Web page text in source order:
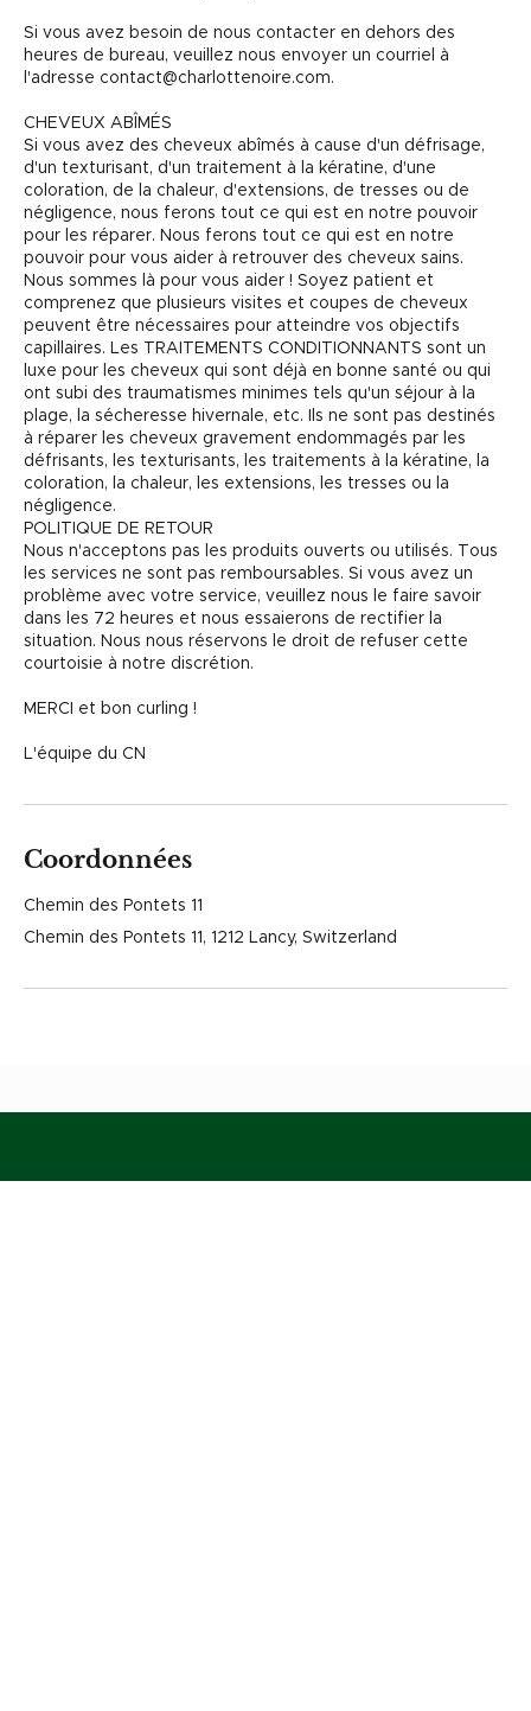
Si vous avez besoin de nous contacter en dehors des
heures de bureau, veuillez nous envoyer un courriel à
l'adresse contact@charlottenoire.com.
CHEVEUX ABÎMÉS
Si vous avez des cheveux abîmés à cause d'un défrisage,
d'un texturisant, d'un traitement à la kératine, d'une
coloration, de la chaleur, d'extensions, de tresses ou de
négligence, nous ferons tout ce qui est en notre pouvoir
pour les réparer. Nous ferons tout ce qui est en notre
pouvoir pour vous aider à retrouver des cheveux sains.
Nous sommes là pour vous aider ! Soyez patient et
comprenez que plusieurs visites et coupes de cheveux
peuvent être nécessaires pour atteindre vos objectifs
capillaires. Les TRAITEMENTS CONDITIONNANTS sont un
luxe pour les cheveux qui sont déjà en bonne santé ou qui
ont subi des traumatismes minimes tels qu'un séjour à la
plage, la sécheresse hivernale, etc. Ils ne sont pas destinés
à réparer les cheveux gravement endommagés par les
défrisants, les texturisants, les traitements à la kératine, la
coloration, la chaleur, les extensions, les tresses ou la
négligence.
POLITIQUE DE RETOUR
Nous n'acceptons pas les produits ouverts ou utilisés. Tous
les services ne sont pas remboursables. Si vous avez un
problème avec votre service, veuillez nous le faire savoir
dans les 72 heures et nous essaierons de rectifier la
situation. Nous nous réservons le droit de refuser cette
courtoisie à notre discrétion.
MERCI et bon curling !
L'équipe du CN
Coordonnées
Chemin des Pontets 11
Chemin des Pontets 11, 1212 Lancy, Switzerland